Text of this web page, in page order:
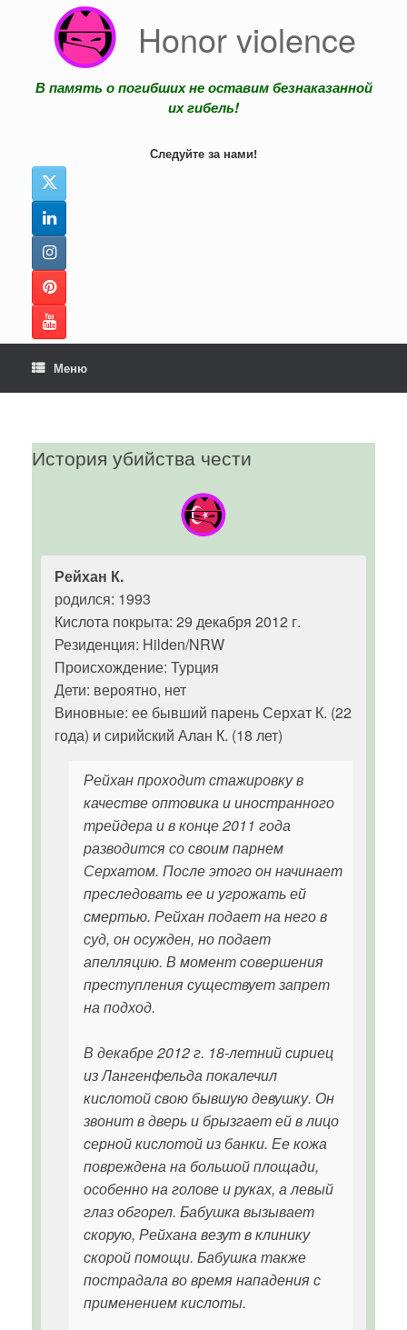
содержанию
Honor violence
В память о погибших не оставим безнаказанной
их гибель!
Следуйте за нами!
Меню
История убийства чести
Рейхан К.
родился: 1993
Кислота покрыта: 29 декабря 2012 г.
Резиденция: Hilden/NRW
Происхождение: Турция
Дети: вероятно, нет
Виновные: ее бывший парень Серхат К. (22
года) и сирийский Алан К. (18 лет)
Рейхан проходит стажировку в
качестве оптовика и иностранного
трейдера и в конце 2011 года
разводится со своим парнем
Серхатом. После этого он начинает
преследовать ее и угрожать ей
смертью. Рейхан подает на него в
суд, он осужден, но подает
апелляцию. В момент совершения
преступления существует запрет
на подход.
В декабре 2012 г. 18-летний сириец
из Лангенфельда покалечил
кислотой свою бывшую девушку. Он
звонит в дверь и брызгает ей в лицо
серной кислотой из банки. Ее кожа
повреждена на большой площади,
особенно на голове и руках, а левый
глаз обгорел. Бабушка вызывает
скорую, Рейхана везут в клинику
скорой помощи. Бабушка также
пострадала во время нападения с
применением кислоты.